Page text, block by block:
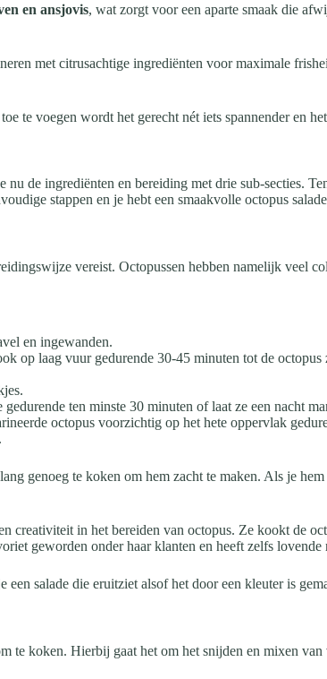
en ansjovis, wat zorgt voor een aparte smaak die
met citrusachtige ingrediënten voor maximale
te voegen wordt het gerecht nét iets spannender en
de ingrediënten en bereiding met drie sub-secties.
stappen en je hebt een smaakvolle octopus
vereist. Octopussen hebben namelijk veel
en ingewanden.
op laag vuur gedurende 30-45 minuten tot de
ten minste 30 minuten of laat ze een nacht
octopus voorzichtig op het hete oppervlak
genoeg te koken om hem zacht te maken. Als je
creativiteit in het bereiden van octopus. Ze kookt de
geworden onder haar klanten en heeft zelfs
salade die eruitziet alsof het door een kleuter is
te koken. Hierbij gaat het om het snijden en mixen